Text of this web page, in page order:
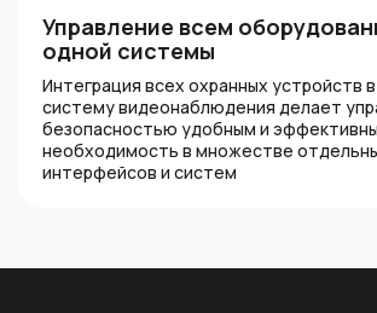
Управление всем
одной системы
Интеграция всех охранных устройств
систему видеонаблюдения делает
безопасностью удобным и
необходимость в множестве
интерфейсов и систем